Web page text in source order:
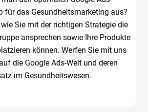
für das Gesundheitsmarketing aus?
wie Sie mit der richtigen Strategie die
ansprechen sowie Ihre Produkte
können. Werfen Sie mit uns
die Google Ads-Welt und deren
im Gesundheitswesen.